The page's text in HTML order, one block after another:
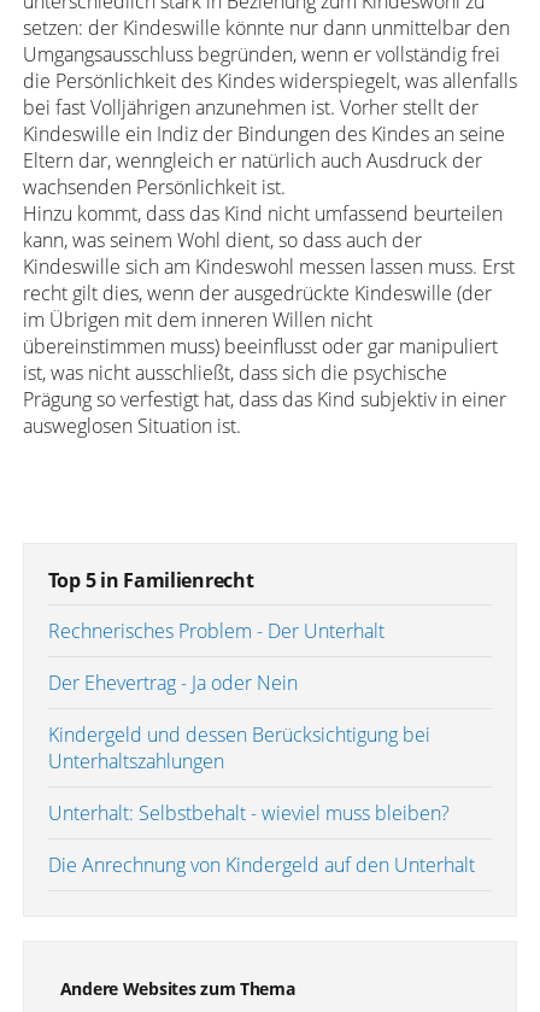
setzen: der Kindeswille könnte nur dann unmittelbar den
Umgangsausschluss begründen, wenn er vollständig frei
die Persönlichkeit des Kindes widerspiegelt, was allenfalls
bei fast Volljährigen anzunehmen ist. Vorher stellt der
Kindeswille ein Indiz der Bindungen des Kindes an seine
Eltern dar, wenngleich er natürlich auch Ausdruck der
wachsenden Persönlichkeit ist.
Hinzu kommt, dass das Kind nicht umfassend beurteilen
kann, was seinem Wohl dient, so dass auch der
Kindeswille sich am Kindeswohl messen lassen muss. Erst
recht gilt dies, wenn der ausgedrückte Kindeswille (der
im Übrigen mit dem inneren Willen nicht
übereinstimmen muss) beeinflusst oder gar manipuliert
ist, was nicht ausschließt, dass sich die psychische
Prägung so verfestigt hat, dass das Kind subjektiv in einer
ausweglosen Situation ist.
Top 5 in Familienrecht
Rechnerisches Problem - Der Unterhalt
Der Ehevertrag - Ja oder Nein
Kindergeld und dessen Berücksichtigung bei
Unterhaltszahlungen
Unterhalt: Selbstbehalt - wieviel muss bleiben?
Die Anrechnung von Kindergeld auf den Unterhalt
Andere Websites zum Thema